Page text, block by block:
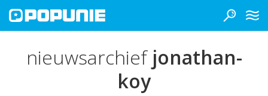
nieuwsarchief jonathan-
koy